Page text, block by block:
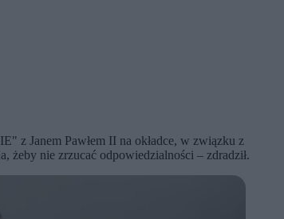
z Janem Pawłem II na okładce, w związku z
żeby nie zrzucać odpowiedzialności – zdradził.